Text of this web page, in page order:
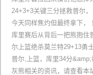
24+3+3关键三分拯救普尔
今天同样焦灼但最终拿下，
库里赛后从背后一把熊抱住
尔上篮绝杀莫兰特29+13勇
普尔,上篮，库里34分
灰熊相关的资讯，请查看本